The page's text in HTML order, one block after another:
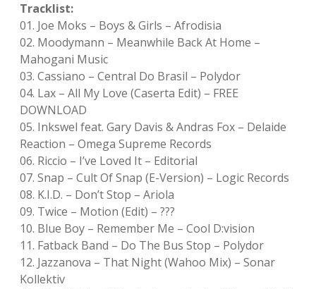
Adventskalender 2019
Adventskalender 2020
Adventskalender 2021
Adventskalender 2022
Adventskalender 2023
Adventskalender 2024
Tracklist:
01. Joe Moks – Boys & Girls – Afrodisia
02. Moodymann – Meanwhile Back At Home –
Mahogani Music
03. Cassiano – Central Do Brasil – Polydor
04. Lax – All My Love (Caserta Edit) – FREE
DOWNLOAD
05. Inkswel feat. Gary Davis & Andras Fox – Delaide
Reaction – Omega Supreme Records
06. Riccio – I’ve Loved It – Editorial
07. Snap – Cult Of Snap (E-Version) – Logic Records
08. K.I.D. – Don’t Stop – Ariola
09. Twice – Motion (Edit) – ???
10. Blue Boy – Remember Me – Cool D:vision
11. Fatback Band – Do The Bus Stop – Polydor
12. Jazzanova – That Night (Wahoo Mix) – Sonar
Kollektiv